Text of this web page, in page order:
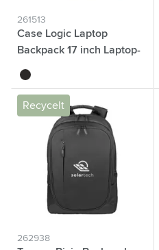
261513
Case Logic Laptop
Backpack 17 inch Laptop-
noir
Recycelt
262938